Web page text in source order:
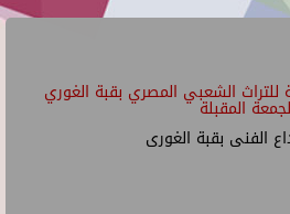
الشعبي المصري بقبة الغوري
المقبلة
الفنى بقبة الغورى